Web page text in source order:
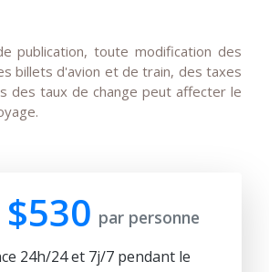
publication, toute modification des
billets d'avion et de train, des taxes
des taux de change peut affecter le
de l'itinéraire principal, des vols ou
avec les voyageurs et confirmée au
$530 par personne
24h/24 et 7j/7 pendant le